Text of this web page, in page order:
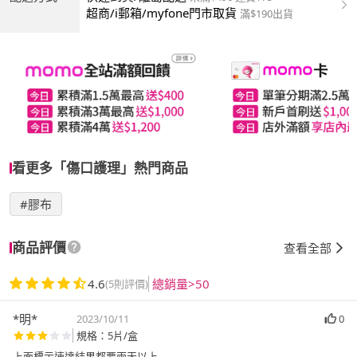
超商/i郵箱/myfone門市取貨 滿$190出貨
看更多「傷口護理」熱門商品
#膠布
商品評價 查看全部
4.6(5則評價) 總銷量>50
*明* 2023/10/11
0
規格：5片/盒